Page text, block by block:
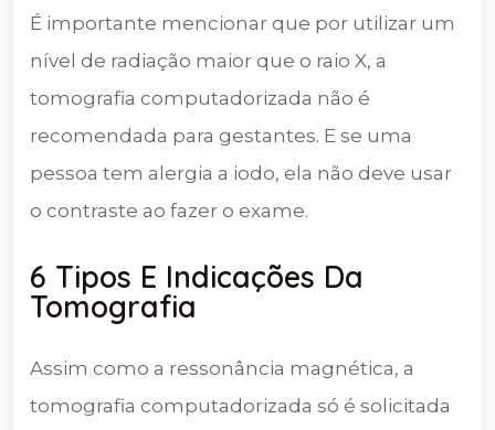
É importante mencionar que por utilizar um
nível de radiação maior que o raio X, a
tomografia computadorizada não é
recomendada para gestantes. E se uma
pessoa tem alergia a iodo, ela não deve usar
o contraste ao fazer o exame.
6 Tipos E Indicações Da
Tomografia
Assim como a ressonância magnética, a
tomografia computadorizada só é solicitada